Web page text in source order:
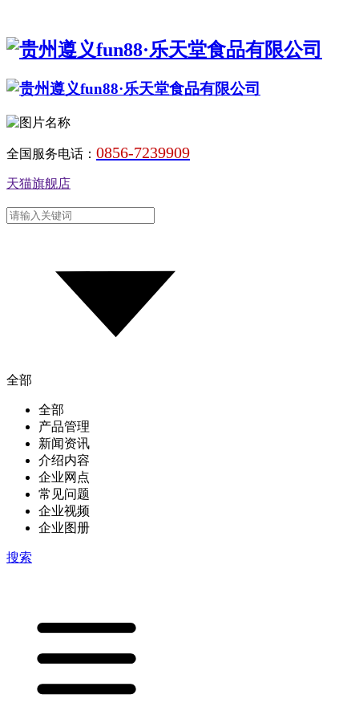
全国服务电话： 0856-7239909
天猫旗舰店
全部
全部
产品管理
新闻资讯
介绍内容
企业网点
常见问题
企业视频
企业图册
搜索